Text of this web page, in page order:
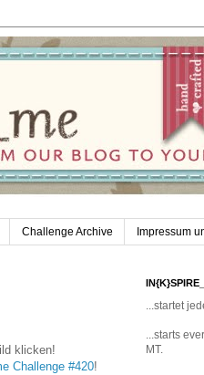
Challenge Archive Impressum
klicken!
Challenge #420!
...startet
...starts
MT.